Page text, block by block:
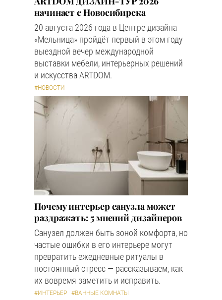
начинает с Новосибирска
20 августа 2026 года в Центре дизайна
«Мельница» пройдёт первый в этом году
выездной вечер международной
выставки мебели, интерьерных решений
и искусства ARTDOM.
#НОВОСТИ
Почему интерьер санузла может
раздражать: 5 мнений дизайнеров
Санузел должен быть зоной комфорта, но
частые ошибки в его интерьере могут
превратить ежедневные ритуалы в
постоянный стресс — рассказываем, как
их вовремя заметить и исправить.
#ИНТЕРЬЕР #ВАННЫЕ КОМНАТЫ